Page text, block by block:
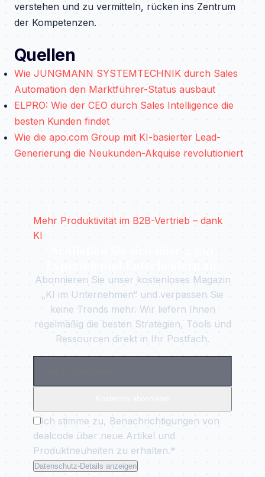
verstehen und zu vermitteln, rücken ins Zentrum
der Kompetenzen.
Quellen
Wie JUNGMANN SYSTEMTECHNIK durch Sales
Automation den Marktführer-Status ausbaut
ELPRO: Wie der CEO durch Sales Intelligence die
besten Kunden findet
Wie die apo.com Group mit KI-basierter Lead-
Generierung die Neukunden-Akquise revolutioniert
Mehr Produktivität im B2B-Vertrieb – dank
KI
Schließen Sie sich über 2.500
Experten und Entscheidern an.
Abonnieren Sie unser kostenloses Magazin
„KI im Unternehmen“ und verpassen Sie
keine Trends mehr. Wir liefern Ihnen
regelmäßig die besten Strategien, Tools und
Ressourcen direkt in Ihr Postfach.
Ich stimme zu, Benachrichtigungen von
dealcode über neue Artikel und
Produktneuheiten zu erhalten.*
Datenschutz-Details anzeigen